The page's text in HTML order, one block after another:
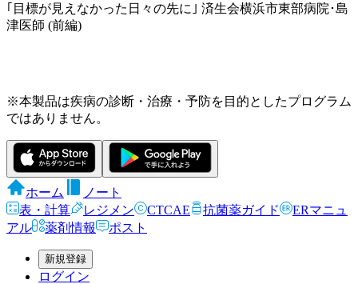
｢目標が見えなかった日々の先に｣ 済生会横浜市東部病院･島
津医師 (前編)
※本製品は疾病の診断・治療・予防を目的としたプログラム
ではありません。
ホーム
ノート
表・計算
レジメン CTCAE 抗菌薬ガイド
ERマニュ
アル
薬剤情報 ポスト
新規登録
ログイン